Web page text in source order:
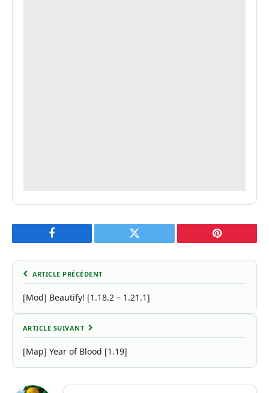
Facebook Twitter Pinterest
ARTICLE PRÉCÉDENT
[Mod] Beautify! [1.18.2 – 1.21.1]
ARTICLE SUIVANT
[Map] Year of Blood [1.19]